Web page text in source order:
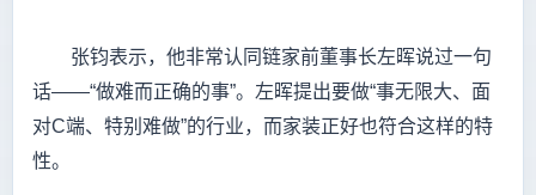
张钧表示，他非常认同链家前董事长左晖说过一句
话——“做难而正确的事”。左晖提出要做“事无限大、面
对C端、特别难做”的行业，而家装正好也符合这样的特
性。